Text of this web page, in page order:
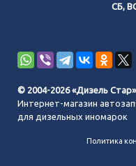
СБ,
© 2004-2026 «Дизель Стар»
Интернет-магазин
для дизельных иномарок
Политика